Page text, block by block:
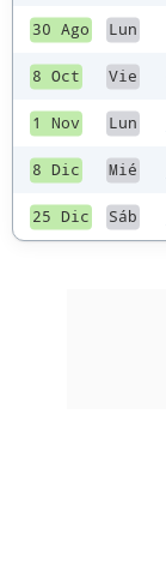
30 Ago Lun
8 Oct Vie
1 Nov Lun
8 Dic Mié
25 Dic Sáb